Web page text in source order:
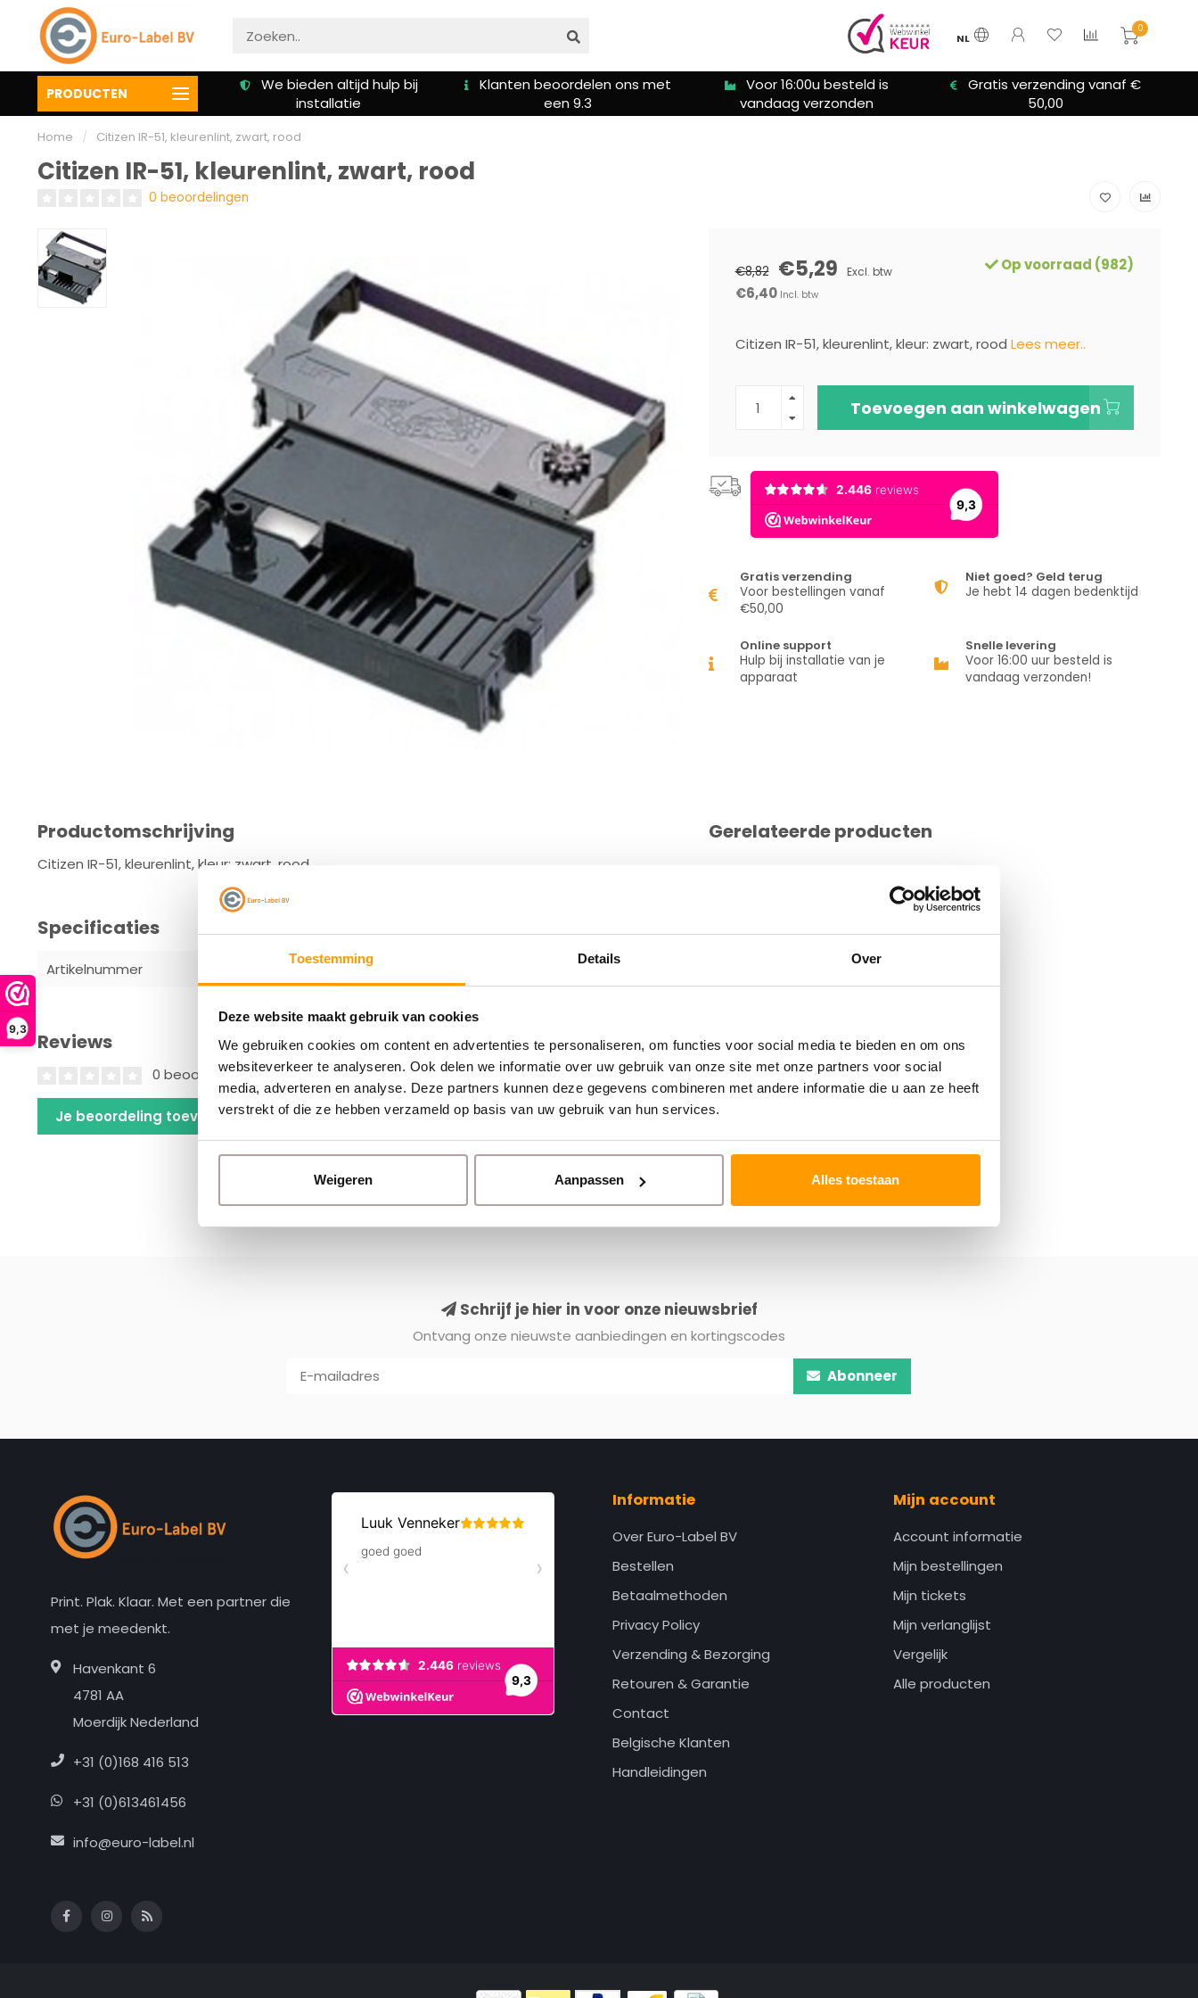
Toestemming Details Over
Deze website maakt gebruik van cookies
We gebruiken cookies om content en advertenties te personaliseren, om functies voor social media te bieden en om ons
websiteverkeer te analyseren. Ook delen we informatie over uw gebruik van onze site met onze partners voor social
media, adverteren en analyse. Deze partners kunnen deze gegevens combineren met andere informatie die u aan ze heeft
verstrekt of die ze hebben verzameld op basis van uw gebruik van hun services.
Weigeren Aanpassen Alles toestaan
9,3
NL
0
PRODUCTEN
Gratis verzending vanaf €
50,00
We bieden altijd hulp bij
installatie
Klanten beoordelen ons met
een 9.3
Voor 16:00u besteld is
vandaag verzonden
Gratis verzending vanaf €
50,00
Home / Citizen IR-51, kleurenlint, zwart, rood
Citizen IR-51, kleurenlint, zwart, rood
0 beoordelingen
€8,82 €5,29 Excl. btw
€6,40 Incl. btw
Op voorraad (982)
Citizen IR-51, kleurenlint, kleur: zwart, rood Lees meer..
Toevoegen aan winkelwagen
Gratis verzending
Voor bestellingen vanaf
€50,00
Niet goed? Geld terug
Je hebt 14 dagen bedenktijd
Online support
Hulp bij installatie van je
apparaat
Snelle levering
Voor 16:00 uur besteld is
vandaag verzonden!
Productomschrijving
Citizen IR-51, kleurenlint, kleur: zwart, rood
Specificaties
Artikelnummer IR51R/B
Reviews
0 beoordelingen
Je beoordeling toevoegen
Gerelateerde producten
Schrijf je hier in voor onze nieuwsbrief
Ontvang onze nieuwste aanbiedingen en kortingscodes
Abonneer
Print. Plak. Klaar. Met een partner die
met je meedenkt.
Havenkant 6
4781 AA
Moerdijk Nederland
+31 (0)168 416 513
+31 (0)613461456
info@euro-label.nl
Informatie
Over Euro-Label BV
Bestellen
Betaalmethoden
Privacy Policy
Verzending & Bezorging
Retouren & Garantie
Contact
Belgische Klanten
Handleidingen
Mijn account
Account informatie
Mijn bestellingen
Mijn tickets
Mijn verlanglijst
Vergelijk
Alle producten